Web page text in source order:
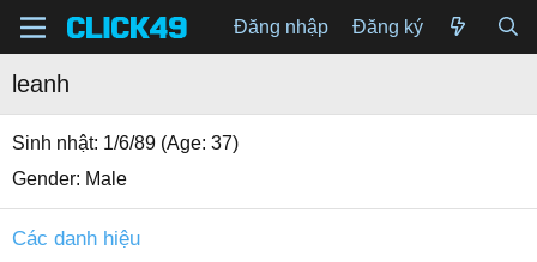
Đăng nhập Đăng ký
leanh
Sinh nhật 1/6/89 (Age: 37)
Gender Male
Các danh hiệu